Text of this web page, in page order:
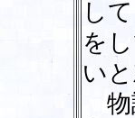
し
を
い
物